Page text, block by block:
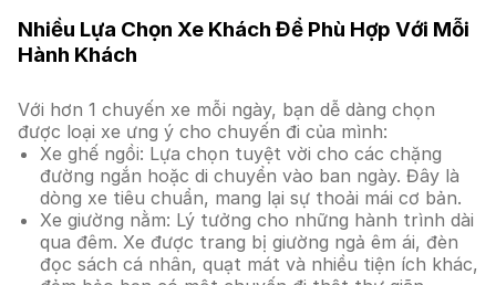
Nhiều Lựa Chọn Xe Khách Để Phù Hợp Với Mỗi
Hành Khách
Với hơn 1 chuyến xe mỗi ngày, bạn dễ dàng chọn
được loại xe ưng ý cho chuyến đi của mình:
Xe ghế ngồi: Lựa chọn tuyệt vời cho các chặng
đường ngắn hoặc di chuyển vào ban ngày. Đây là
dòng xe tiêu chuẩn, mang lại sự thoải mái cơ bản.
Xe giường nằm: Lý tưởng cho những hành trình dài
qua đêm. Xe được trang bị giường ngả êm ái, đèn
đọc sách cá nhân, quạt mát và nhiều tiện ích khác,